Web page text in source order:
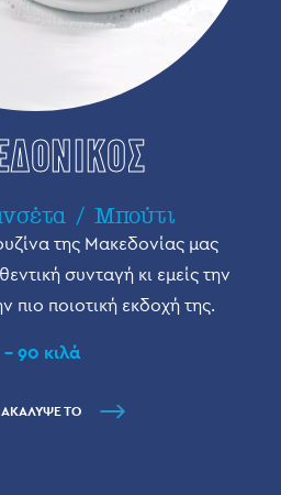
/ Μπούτι
της Μακεδονίας μας
συνταγή κι εμείς την
πιο ποιοτική εκδοχή της.
- 90 κιλά
ΤΟ